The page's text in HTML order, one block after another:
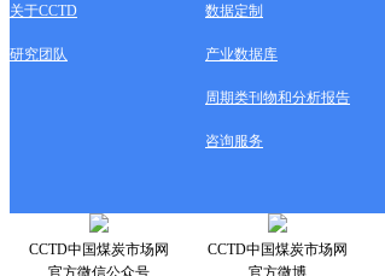
关于CCTD 数据定制
研究团队 产业数据库
周期类刊物和分析报告
咨询服务
CCTD中国煤炭市场网
官方微信公众号
CCTD中国煤炭市场网
官方微博